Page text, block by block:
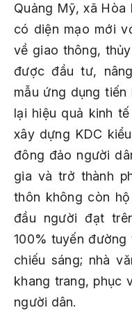
Quảng Mỹ, xã Hòa
có diện mạo mới
về giao thông,
được đầu tư,
mẫu ứng dụng
lại hiệu quả kinh
xây dựng KDC
đông đảo người
gia và trở thành
thôn không còn
đầu người đạt
100% tuyến
chiếu sáng; nhà
khang trang, phục
người dân.